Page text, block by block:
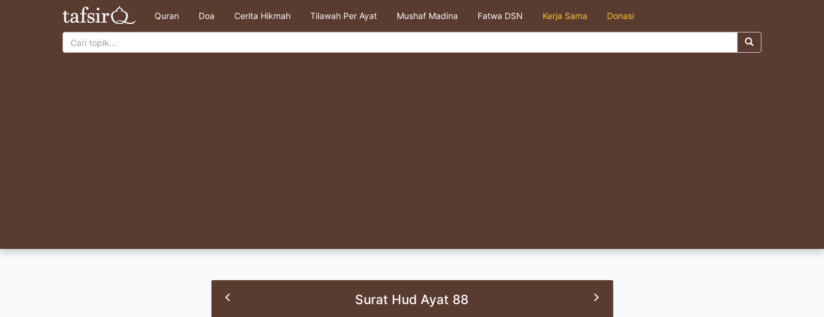
Quran Doa Cerita Hikmah Tilawah Per Ayat Mushaf Madina Fatwa DSN Kerja Sama Donasi
Surat Hud Ayat 88